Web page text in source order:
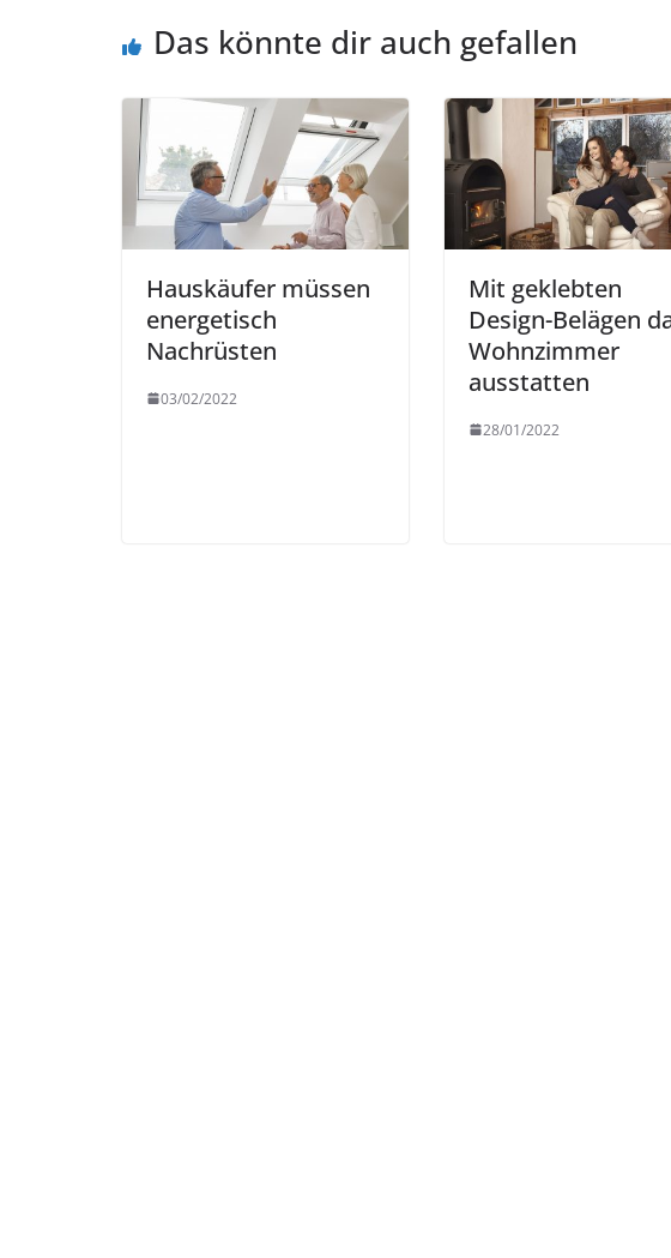
Das könnte dir auch gefallen
Hauskäufer müssen
energetisch
Nachrüsten
03/02/2022
Mit geklebten
Design-Belägen
Wohnzimmer
ausstatten
28/01/2022